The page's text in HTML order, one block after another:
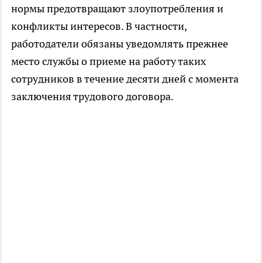
нормы предотвращают злоупотребления и
конфликты интересов. В частности,
работодатели обязаны уведомлять прежнее
место службы о приеме на работу таких
сотрудников в течение десяти дней с момента
заключения трудового договора.